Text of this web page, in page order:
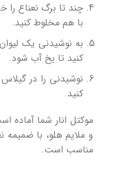
چند تا برگ نعناع را
با هم مخلوط کنید.
به نوشیدنی یک
کنید تا یخ آب شود.
نوشیدنی را در
کنید.
موکتل انار شما آماده
و ملایم هلو، با ضمیمه
مناسب است.